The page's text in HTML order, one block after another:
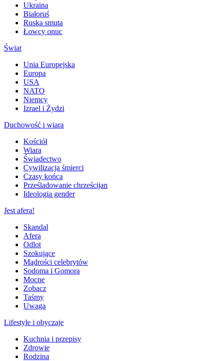
Ukraina
Białoruś
Ruska smuta
Łowcy onuc
Świat
Unia Europejska
Europa
USA
NATO
Niemcy
Izrael i Żydzi
Duchowość i wiara
Kościół
Wiara
Świadectwo
Cywilizacja śmierci
Czasy końca
Prześladowanie chrześcijan
Ideologia gender
Jest afera!
Skandal
Afera
Odlot
Szokujące
Mądrości celebrytów
Sodoma i Gomora
Mocne
Zobacz
Taśmy
Uwaga
Lifestyle i obyczaje
Kuchnia i przepisy
Zdrowie
Rodzina